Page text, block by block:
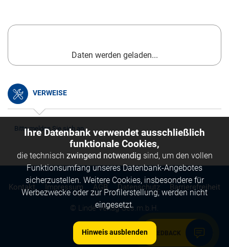
FEEDBACK
Daten werden geladen...
VERWEISE
Bitte melden Sie sich an.
© Linde Verlag Ges.m.b.H.
Kontakt Impressum AGB Datenschutz Barrierefreiheit
Ihre Datenbank verwendet ausschließlich
funktionale Cookies,
die technisch zwingend notwendig sind, um den vollen
Funktionsumfang unseres Datenbank-Angebotes
sicherzustellen. Weitere Cookies, insbesondere für
Werbezwecke oder zur Profilerstellung, werden nicht
eingesetzt.
Hinweis ausblenden